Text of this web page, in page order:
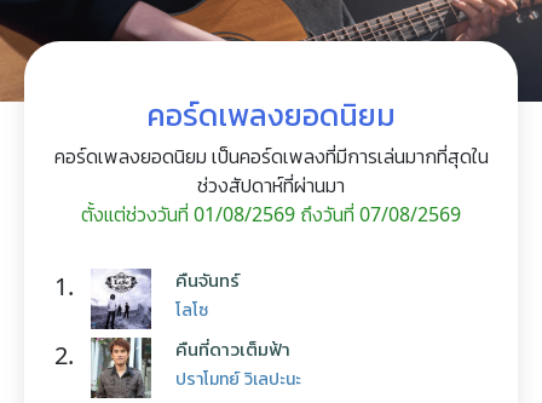
คอร์ดเพลงยอดนิยม
คอร์ดเพลงยอดนิยม เป็นคอร์ดเพลงที่มีการเล่นมากที่สุดใน
ช่วงสัปดาห์ที่ผ่านมา
ตั้งแต่ช่วงวันที่ 01/08/2569 ถึงวันที่ 07/08/2569
1. คืนจันทร์
โลโซ
2. คืนที่ดาวเต็มฟ้า
ปราโมทย์ วิเลปะนะ